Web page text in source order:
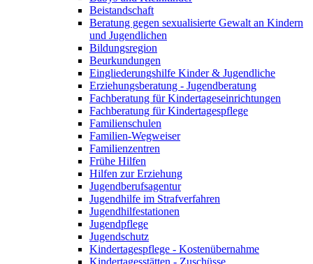
Beistandschaft
Beratung gegen sexualisierte Gewalt an Kindern
und Jugendlichen
Bildungsregion
Beurkundungen
Eingliederungshilfe Kinder & Jugendliche
Erziehungsberatung - Jugendberatung
Fachberatung für Kindertageseinrichtungen
Fachberatung für Kindertagespflege
Familienschulen
Familien-Wegweiser
Familienzentren
Frühe Hilfen
Hilfen zur Erziehung
Jugendberufsagentur
Jugendhilfe im Strafverfahren
Jugendhilfestationen
Jugendpflege
Jugendschutz
Kindertagespflege - Kostenübernahme
Kindertagesstätten - Zuschüsse